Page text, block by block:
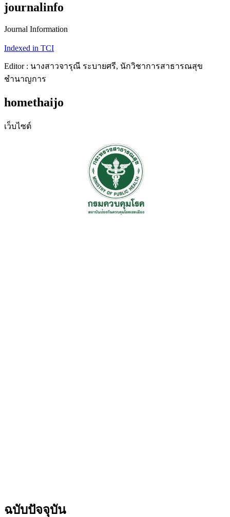
journalinfo
Journal Information
Indexed in TCI
Editor : นางสาวจารุณี ระบายศรี, นักวิชาการสาธารณสุข
ชำนาญการ
homethaijo
เว็บไซต์
ฉบับปัจจุบัน